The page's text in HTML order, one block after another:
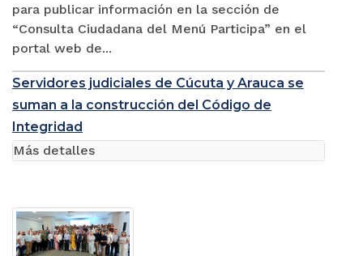
para publicar información en la sección de
“Consulta Ciudadana del Menú Participa” en el
portal web de...
Servidores judiciales de Cúcuta y Arauca se
suman a la construcción del Código de
Integridad
Más detalles